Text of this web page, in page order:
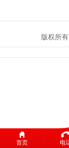
首页 电
版权所